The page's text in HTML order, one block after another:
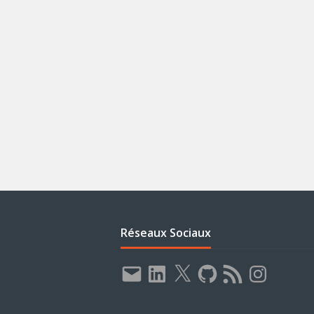
Réseaux Sociaux
E-
mail
LinkedIn
X GitHubFlux
RSS
Instagram